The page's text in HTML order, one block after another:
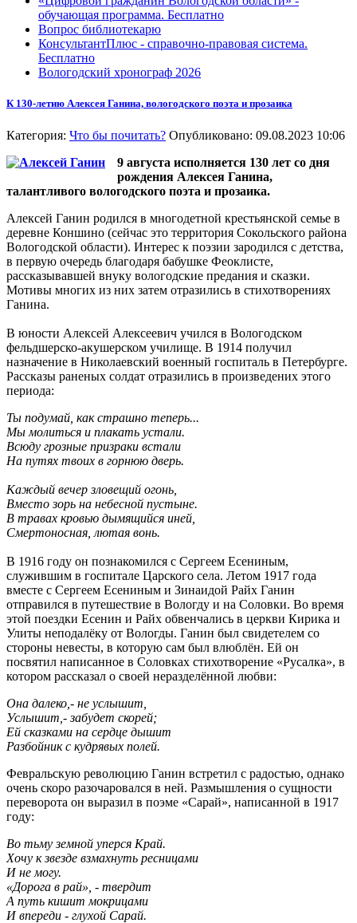
обучающая программа. Бесплатно
Вопрос библиотекарю
КонсультантПлюс - справочно-правовая система.
Бесплатно
Вологодский хронограф 2026
К 130-летию Алексея Ганина, вологодского поэта и прозаика
Категория: Что бы почитать? Опубликовано: 09.08.2023 10:06
9 августа исполняется 130 лет со дня
рождения Алексея Ганина,
талантливого вологодского поэта и прозаика.
Алексей Ганин родился в многодетной крестьянской семье в
деревне Коншино (сейчас это территория Сокольского района
Вологодской области). Интерес к поэзии зародился с детства,
в первую очередь благодаря бабушке Феоклисте,
рассказывавшей внуку вологодские предания и сказки.
Мотивы многих из них затем отразились в стихотворениях
Ганина.
В юности Алексей Алексеевич учился в Вологодском
фельдшерско-акушерском училище. В 1914 получил
назначение в Николаевский военный госпиталь в Петербурге.
Рассказы раненых солдат отразились в произведених этого
периода:
Ты подумай, как страшно теперь...
Мы молиться и плакать устали.
Всюду грозные призраки встали
На путях твоих в горнюю дверь.
Каждый вечер зловещий огонь,
Вместо зорь на небесной пустыне.
В травах кровью дымящийся иней,
Смертоносная, лютая вонь.
В 1916 году он познакомился с Сергеем Есениным,
служившим в госпитале Царского села. Летом 1917 года
вместе с Сергеем Есениным и Зинаидой Райх Ганин
отправился в путешествие в Вологду и на Соловки. Во время
этой поездки Есенин и Райх обвенчались в церкви Кирика и
Улиты неподалёку от Вологды. Ганин был свидетелем со
стороны невесты, в которую сам был влюблён. Ей он
посвятил написанное в Соловках стихотворение «Русалка», в
котором рассказал о своей неразделённой любви:
Она далеко,- не услышит,
Услышит,- забудет скорей;
Ей сказками на сердце дышит
Разбойник с кудрявых полей.
Февральскую революцию Ганин встретил с радостью, однако
очень скоро разочаровался в ней. Размышления о сущности
переворота он выразил в поэме «Сарай», написанной в 1917
году:
Во тьму земной уперся Край.
Хочу к звезде взмахнуть ресницами
И не могу.
«Дорога в рай», - твердит
А путь кишит мокрицами
И впереди - глухой Сарай.